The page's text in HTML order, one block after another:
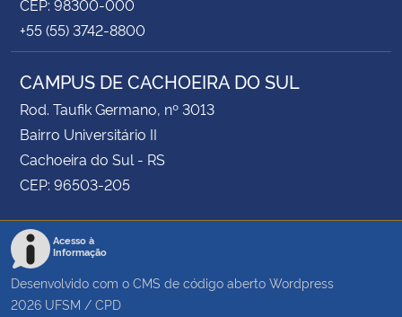
CEP: 98300-000
+55 (55) 3742-8800
CAMPUS DE CACHOEIRA DO SUL
Rod. Taufik Germano, nº 3013
Bairro Universitário II
Cachoeira do Sul - RS
CEP: 96503-205
Acesso à
Informação
Desenvolvido com o CMS de código aberto Wordpress
2026 UFSM / CPD